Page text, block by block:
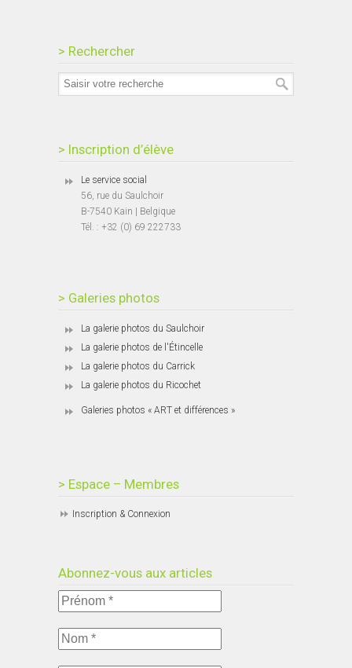
> Rechercher
> Inscription d’élève
Le service social
56, rue du Saulchoir
B-7540 Kain | Belgique
Tél. : +32 (0) 69 222733
> Galeries photos
La galerie photos du Saulchoir
La galerie photos de l'Étincelle
La galerie photos du Carrick
La galerie photos du Ricochet
Galeries photos « ART et différences »
> Espace – Membres
Inscription & Connexion
Abonnez-vous aux articles